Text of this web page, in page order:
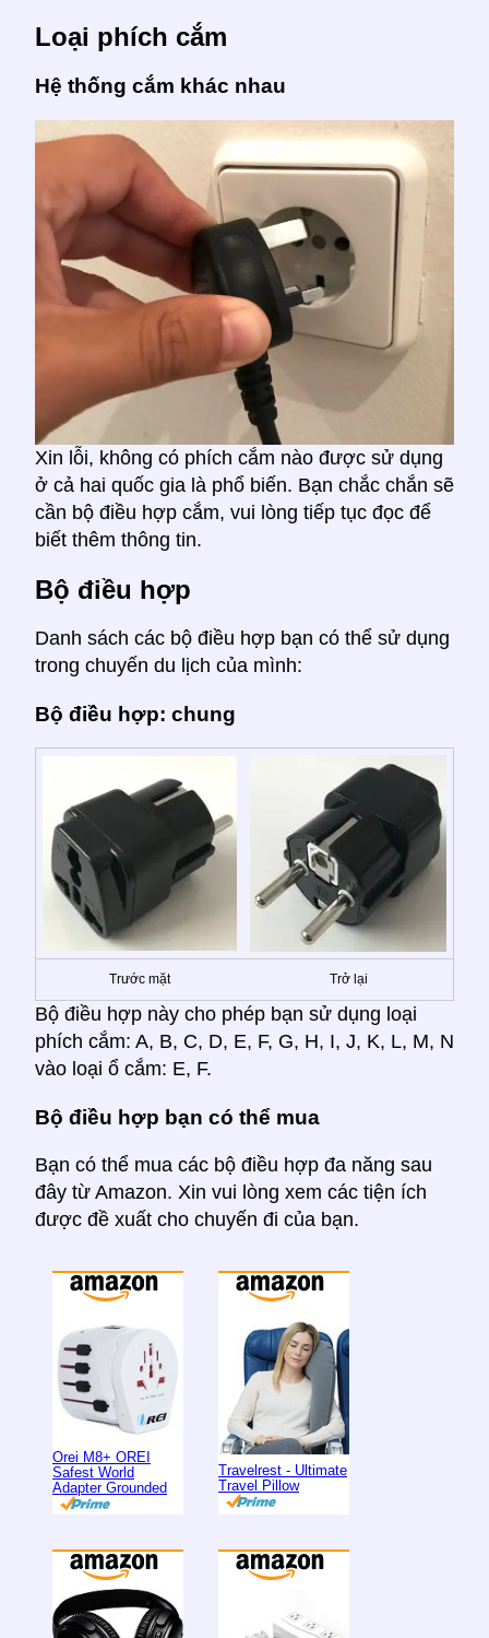
Loại phích cắm
Hệ thống cắm khác nhau
Xin lỗi, không có phích cắm nào được sử dụng
ở cả hai quốc gia là phổ biến. Bạn chắc chắn sẽ
cần bộ điều hợp cắm, vui lòng tiếp tục đọc để
biết thêm thông tin.
Bộ điều hợp
Danh sách các bộ điều hợp bạn có thể sử dụng
trong chuyến du lịch của mình:
Bộ điều hợp: chung
Trước mặt Trở lại
Bộ điều hợp này cho phép bạn sử dụng loại
phích cắm: A, B, C, D, E, F, G, H, I, J, K, L, M, N
vào loại ổ cắm: E, F.
Bộ điều hợp bạn có thể mua
Bạn có thể mua các bộ điều hợp đa năng sau
đây từ Amazon. Xin vui lòng xem các tiện ích
được đề xuất cho chuyến đi của bạn.
Orei M8+ OREI
Safest World
Adapter Grounded
Travelrest - Ultimate
Travel Pillow